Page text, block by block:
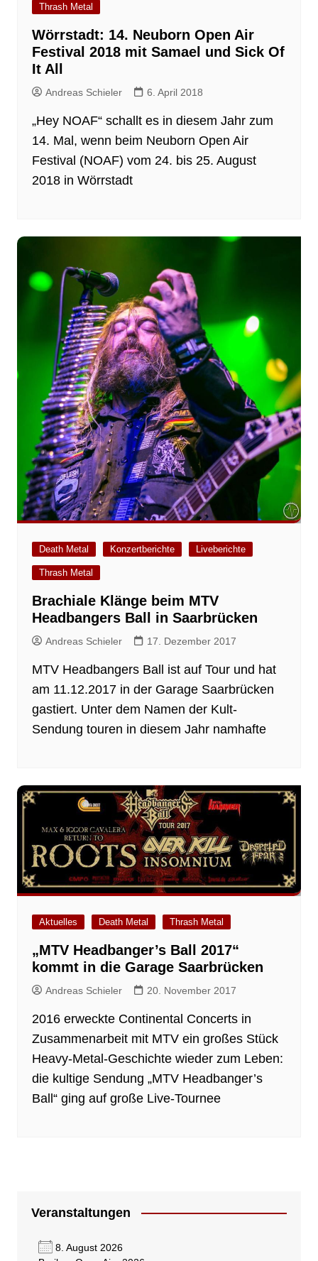
Thrash Metal
Wörrstadt: 14. Neuborn Open Air
Festival 2018 mit Samael und Sick Of
It All
Andreas Schieler 6. April 2018
„Hey NOAF“ schallt es in diesem Jahr zum
14. Mal, wenn beim Neuborn Open Air
Festival (NOAF) vom 24. bis 25. August
2018 in Wörrstadt
Death Metal Konzertberichte Liveberichte
Thrash Metal
Brachiale Klänge beim MTV
Headbangers Ball in Saarbrücken
Andreas Schieler 17. Dezember 2017
MTV Headbangers Ball ist auf Tour und hat
am 11.12.2017 in der Garage Saarbrücken
gastiert. Unter dem Namen der Kult-
Sendung touren in diesem Jahr namhafte
Aktuelles Death Metal Thrash Metal
„MTV Headbanger’s Ball 2017“
kommt in die Garage Saarbrücken
Andreas Schieler 20. November 2017
2016 erweckte Continental Concerts in
Zusammenarbeit mit MTV ein großes Stück
Heavy-Metal-Geschichte wieder zum Leben:
die kultige Sendung „MTV Headbanger’s
Ball“ ging auf große Live-Tournee
Veranstaltungen
8. August 2026